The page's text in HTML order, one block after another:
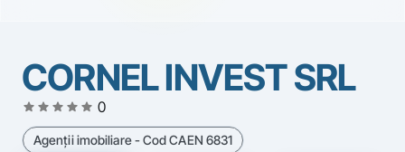
CORNEL INVEST SRL
star star star star star 0
Agenţii imobiliare - Cod CAEN 6831